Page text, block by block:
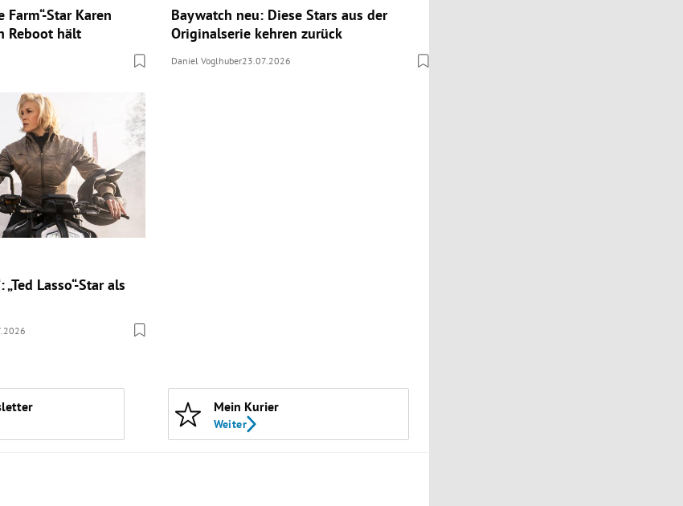
Farm“-Star Karen
Reboot hält
Baywatch neu: Diese Stars aus der
Originalserie kehren zurück
Daniel Voglhuber23.07.2026
Lasso“-Star als
Mein Kurier
Weiter